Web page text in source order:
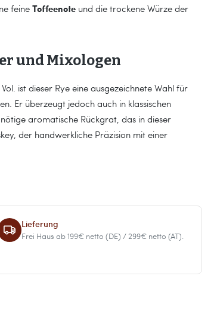
feine Toffeenote und die trockene Würze der
und Mixologen
ist dieser Rye eine ausgezeichnete Wahl für
Er überzeugt jedoch auch in klassischen
aromatische Rückgrat, das in dieser
der handwerkliche Präzision mit einer
Lieferung
Frei Haus ab 199€ netto (DE) / 299€ netto (AT).